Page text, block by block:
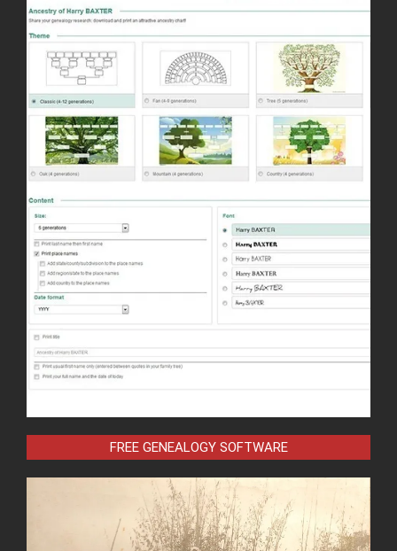
FREE GENEALOGY SOFTWARE